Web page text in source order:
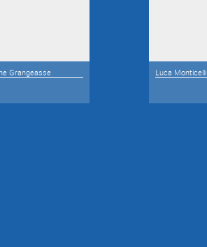
Grangeasse Luca Monticelli